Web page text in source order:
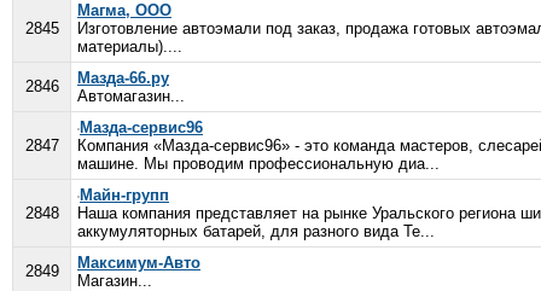
2845
Магма, ООО
Изготовление автоэмали под заказ, продажа готовых
материалы)....
2846
Мазда-66.ру
Автомагазин...
2847
Мазда-сервис96
Компания «Мазда-сервис96» - это команда мастеров,
машине. Мы проводим профессиональную диа...
2848
Майн-групп
Наша компания представляет на рынке Уральского региона
аккумуляторных батарей, для разного вида Те...
2849
Максимум-Авто
Магазин...